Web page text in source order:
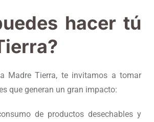
hacer tú
Madre Tierra, te invitamos a tomar
que generan un gran impacto:
de productos desechables y